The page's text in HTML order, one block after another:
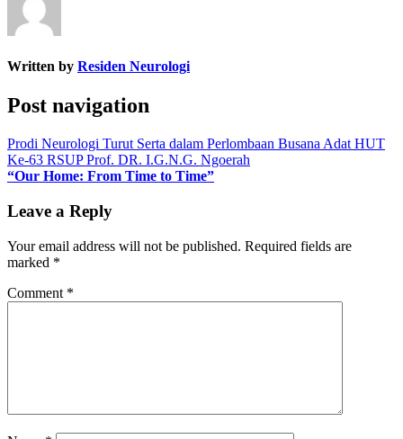
Written by Residen Neurologi
Post navigation
Prodi Neurologi Turut Serta dalam Perlombaan Busana Adat HUT
Ke-63 RSUP Prof. DR. I.G.N.G. Ngoerah
“Our Home: From Time to Time”
Leave a Reply
Your email address will not be published. Required fields are
marked *
Comment *